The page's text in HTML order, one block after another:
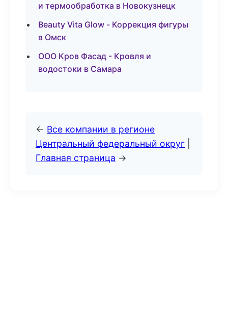
и термообработка в Новокузнецк
Beauty Vita Glow - Коррекция фигуры
в Омск
ООО Кров Фасад - Кровля и
водостоки в Самара
← Все компании в регионе
Центральный федеральный округ
Главная страница →